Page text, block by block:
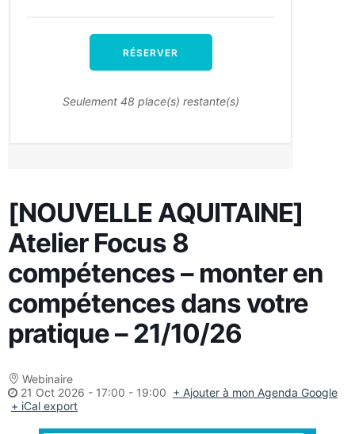
RÉSERVER
Seulement 48 place(s) restante(s)
[NOUVELLE AQUITAINE]
Atelier Focus 8
compétences – monter en
compétences dans votre
pratique – 21/10/26
Webinaire
21 Oct 2026 - 17:00 - 19:00 + Ajouter à mon Agenda Google
+ iCal export